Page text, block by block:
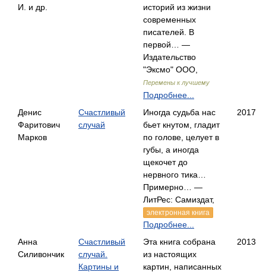
И. и др.
историй из жизни
современных
писателей. В
первой… —
Издательство
"Эксмо" ООО,
Перемены к лучшему
Подробнее...
Денис
Фаритович
Марков
Счастливый
случай
Иногда судьба нас
бьет кнутом, гладит
по голове, целует в
губы, а иногда
щекочет до
нервного тика…
Примерно… —
ЛитРес: Самиздат,
электронная книга
Подробнее...
2017
Анна
Силивончик
Счастливый
случай.
Картины и
Эта книга собрана
из настоящих
картин, написанных
2013